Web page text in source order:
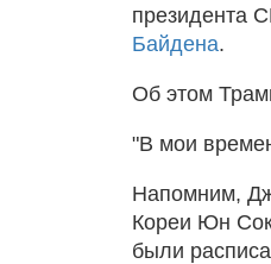
президента
Байдена.
Об этом
"В мои
Напомним,
Кореи Юн Сок
были